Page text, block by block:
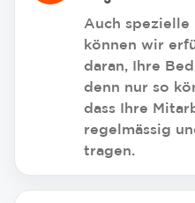
Auch spezielle
können wir
daran, Ihre
denn nur so
dass Ihre
regelmässig
tragen.